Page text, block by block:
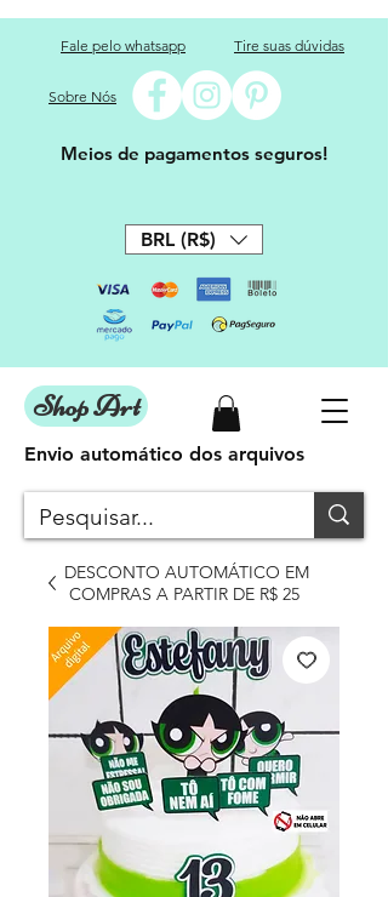
Fale pelo whatsapp Tire suas dúvidas
Sobre Nós
Meios de pagamentos seguros!
BRL (R$)
Shop Art
DESCONTO AUTOMÁTICO EM
COMPRAS A PARTIR DE R$ 25
Envio automático dos arquivos